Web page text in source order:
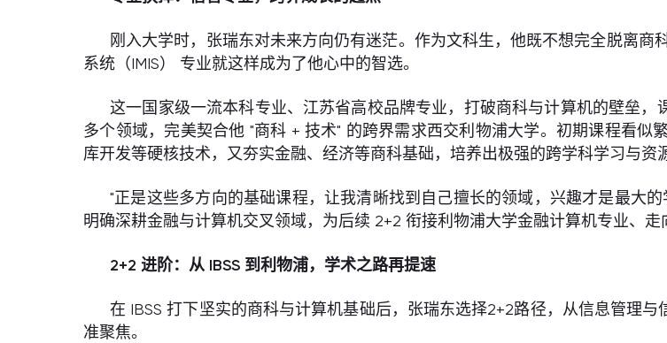
刚入大学时，张瑞东对未来方向仍有迷茫。作为文科生，他既不想完全脱离商
系统（IMIS） 专业就这样成为了他心中的智选。
这一国家级一流本科专业、江苏省高校品牌专业，打破商科与计算机的壁垒
多个领域，完美契合他 "商科 + 技术" 的跨界需求西交利物浦大学。初期课程看
库开发等硬核技术，又夯实金融、经济等商科基础，培养出极强的跨学科学习与资
"正是这些多方向的基础课程，让我清晰找到自己擅长的领域，兴趣才是最大
明确深耕金融与计算机交叉领域，为后续 2+2 衔接利物浦大学金融计算机专业、走
2+2进阶：从 IBSS 到利物浦，学术之路再提速
在 IBSS 打下坚实的商科与计算机基础后，张瑞东选择2+2路径，从信息管理
准聚焦。